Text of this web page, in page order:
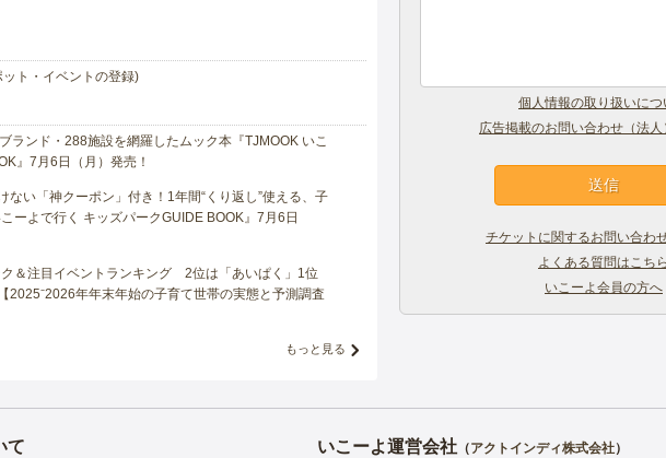
ト・イベントの登録)
ランド・288施設を網羅したムック本『TJMOOK いこ
』7月6日（月）発売！
ない「神クーポン」付き！1年間“くり返し”使える、子
ーよで行く キッズパークGUIDE BOOK』7月6日
＆注目イベントランキング 2位は「あいぱく」1位
2025⁻2026年年末年始の子育て世帯の実態と予測調査
もっと見る
個人情報の取り扱いにつ
広告掲載のお問い合わせ（法人
チケットに関するお問い合わ
よくある質問はこちら
いこーよ会員の方へ
て いこーよ運営会社（アクトインディ株式会社）